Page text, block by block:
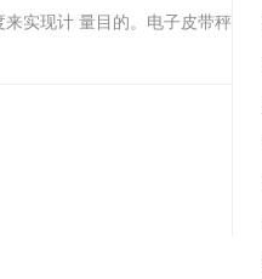
实现计 量目的。电子皮带秤